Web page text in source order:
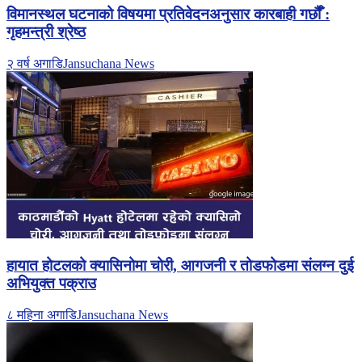
विमानस्थल घटनाको विषयमा प्रतिवेदनअनुसार कारबाही गर्छाैँ :
गृहमन्त्री श्रेष्ठ
२ वर्ष अगाडिJansuchana News
हायात होटलको क्यासिनोमा चोरी, आगजनी र तोडफोडमा संलग्न दुई
अभियुक्त पक्राउ
८ महिना अगाडिJansuchana News